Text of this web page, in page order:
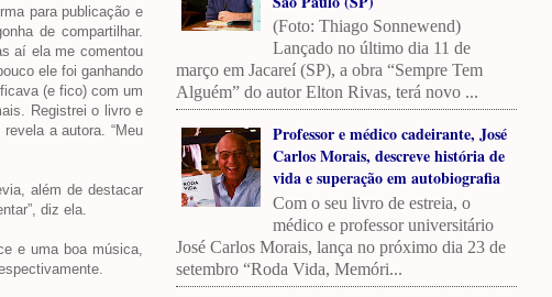
para publicação e
de compartilhar.
aí ela me comentou
ele foi ganhando
(e fico) com um
Registrei o livro e
a autora. “Meu
além de destacar
diz ela.
e uma boa música,
(Foto: Thiago Sonnewend)
Lançado no último dia 11 de
março em Jacareí (SP), a obra “Sempre Tem
Alguém” do autor Elton Rivas, terá novo ...
Professor e médico cadeirante, José
Carlos Morais, descreve história de
vida e superação em autobiografia
Com o seu livro de estreia, o
médico e professor universitário
José Carlos Morais, lança no próximo dia 23 de
setembro “Roda Vida, Memóri...